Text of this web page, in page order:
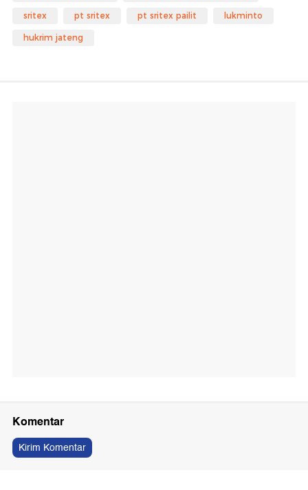
sritex pt sritex pt sritex pailit lukminto
hukrim jateng
Komentar
Kirim Komentar